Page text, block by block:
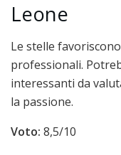
Leone
Le stelle
professionali.
interessanti da
la passione.
Voto: 8,5/10